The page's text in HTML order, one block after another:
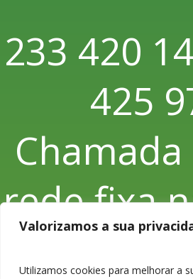
Valorizamos a sua
Utilizamos cookies para melhorar a
233 420
425
rede fixa